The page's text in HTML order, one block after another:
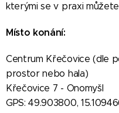
kterými se v praxi
Místo konání:
Centrum Křečovice (dle
prostor nebo hala)
Křečovice 7 - Onomyšl
GPS: 49.903800,